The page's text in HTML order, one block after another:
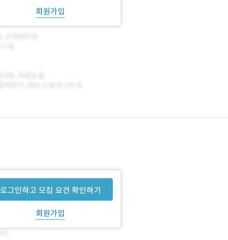
회원가입
로그인하고 모집 요건 확인하기
회원가입